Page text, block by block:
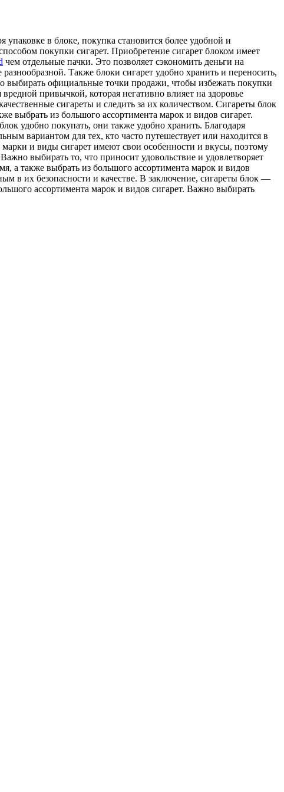
в блоке, покупка становится более удобной и
покупки сигарет. Приобретение сигарет блоком имеет
чем отдельные пачки. Это позволяет сэкономить деньги на
Также блоки сигарет удобно хранить и переносить,
выбирать официальные точки продажи, чтобы избежать покупки
привычкой, которая негативно влияет на здоровье
сигареты и следить за их количеством. Сигареты блок
выбрать из большого ассортимента марок и видов сигарет.
удобно покупать, они также удобно хранить. Благодаря
вариантом для тех, кто часто путешествует или находится в
и виды сигарет имеют свои особенности и вкусы, поэтому
выбирать то, что приносит удовольствие и удовлетворяет
а также выбрать из большого ассортимента марок и видов
в их безопасности и качестве. В заключение, сигареты блок —
ассортимента марок и видов сигарет. Важно выбирать